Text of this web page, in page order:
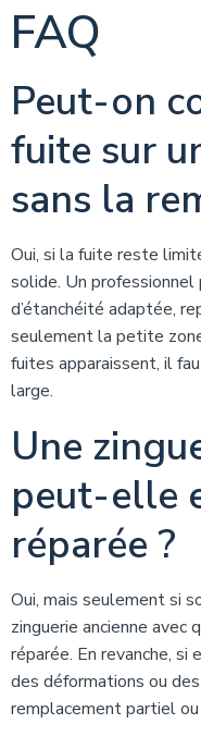
FAQ
Peut-on
fuite sur
sans la
Oui, si la fuite reste
solide. Un
d’étanchéité adaptée,
seulement la petite
fuites apparaissent, il
large.
Une
peut-elle
réparée ?
Oui, mais seulement si
zinguerie ancienne
réparée. En revanche, si
des déformations ou
remplacement partiel